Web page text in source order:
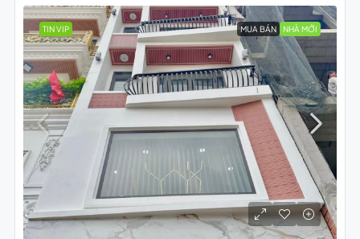
TIN VIP MUA BÁN NHÀ MỚI